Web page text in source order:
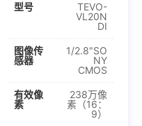
型号
TEVO-
VL20N
DI
图像传
感器
1/2.8″SO
NY
CMOS
有效像
素
238万像
素（16：
9）